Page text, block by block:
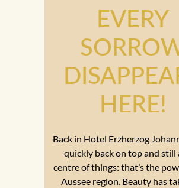
EVERY
HERE!
Back in Hotel Erzherzog
quickly back on top and still
centre of things: that’s the
Aussee region. Beauty has